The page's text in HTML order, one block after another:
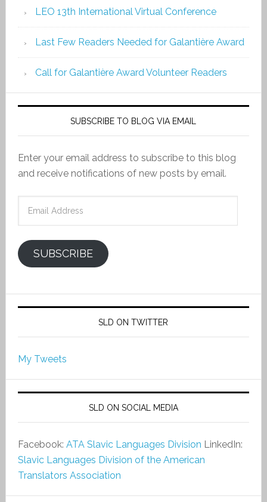
LEO 13th International Virtual Conference
Last Few Readers Needed for Galantière Award
Call for Galantière Award Volunteer Readers
SUBSCRIBE TO BLOG VIA EMAIL
Enter your email address to subscribe to this blog
and receive notifications of new posts by email.
SUBSCRIBE
SLD ON TWITTER
My Tweets
SLD ON SOCIAL MEDIA
Facebook: ATA Slavic Languages Division LinkedIn:
Slavic Languages Division of the American
Translators Association